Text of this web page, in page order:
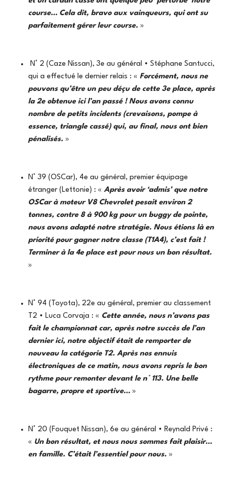
course… Cela dit, bravo aux vainqueurs, qui ont su
parfaitement gérer leur course. »
N° 2 (Caze Nissan), 3e au général • Stéphane Santucci,
qui a effectué le dernier relais : « Forcément, nous ne
pouvons qu’être un peu déçu de cette 3e place, après
la 2e obtenue ici l’an passé ! Nous avons connu
nombre de petits incidents (crevaisons, pompe à
essence, triangle cassé) qui, au final, nous ont bien
pénalisés. »
N° 39 (OSCar), 4e au général, premier équipage
étranger (Lettonie) : « Après avoir ‘admis’ que notre
OSCar à moteur V8 Chevrolet pesait environ 2
tonnes, contre 8 à 900 kg pour un buggy de pointe,
nous avons adapté notre stratégie. Nous étions là en
priorité pour gagner notre classe (T1A4), c’est fait !
Terminer à la 4e place est pour nous un bon résultat.
»
N° 94 (Toyota), 22e au général, premier au classement
T2 • Luca Corvaja : « Cette année, nous n’avons pas
fait le championnat car, après notre succès de l’an
dernier ici, notre objectif était de remporter de
nouveau la catégorie T2. Après nos ennuis
électroniques de ce matin, nous avons repris le bon
rythme pour remonter devant le n° 113. Une belle
bagarre, propre et sportive… »
N° 20 (Fouquet Nissan), 6e au général • Reynald Privé :
« Un bon résultat, et nous nous sommes fait plaisir…
en famille. C’était l’essentiel pour nous. »